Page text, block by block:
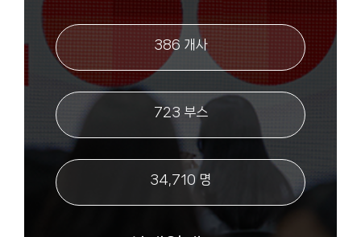
386 개사
723 부스
34,710 명